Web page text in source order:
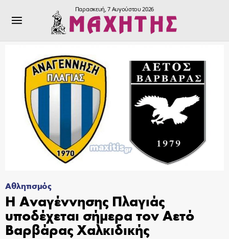
Παρασκευή, 7 Αυγούστου 2026
Αθλητισμός
Η Αναγέννησης Πλαγιάς
υποδέχεται σήμερα τον Αετό
Βαρβάρας Χαλκιδικής